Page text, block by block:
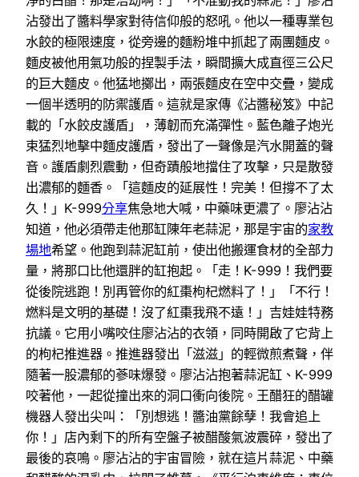
沾發出了醬料學家對待信仰般的怒吼。他以一種專業包
水餃的極限速度，從旁邊的麵粉堆中抓起了兩團麵皮。
麵皮被他用氣功般的捏製手法，瞬間擴大成直徑三公尺
的巨大麵皮。他猛地擲出，兩張麵皮在空中交疊，變成
一個半透明的防禦護盾。這就是家傳《沾醬秘笈》中記
載的「水餃皮護盾」，薄韌而充滿彈性。藍色離子炮光
束猛烈地擊中麵皮護盾，發出了一聲像是汽水開蓋的聲
音。護盾劇烈震動，但奇蹟般地擋住了攻擊，只是散發
出濃郁的麵香。「這麵皮的延展性！完美！但撐不了太
久！」K-999分享焦急地大喊，中藥味更濃了。廖沾沾
知道，他必須帶走他那缸陳年老蒜泥，那是宇宙的家教
場地希望。他跑到蒜泥缸前，使出他搬運食材的全部力
量，將那口比他還胖的缸抱起。「走！K-999！我們要
從後院逃跑！別再管你的紅棗枸杞燃料了！」「不行！
燃料是文明的基礎！沒了紅棗我飛不遠！」吉娃娃特務
抗議。它用小嘴咬住廖沾沾的衣領，同時開啟了它背上
的枸杞推進器。推進器發出「滋滋」的輕微煎煮聲，伴
隨著一股濃郁的蔘味爆發。廖沾沾抱著蒜泥缸、K-999
咬著他，一起從撞出來的洞口衝向後院。王醋狂的醋罐
機器人發出尖叫：「別想逃！醬油黨餘孽！我會追上
你！」店內剩下的所有空盤子被醋酸氣波震碎，發出了
最後的哀鳴。廖沾沾的宇宙冒險，就在這片蒜泥、中藥